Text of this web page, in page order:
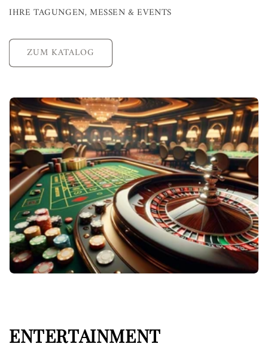
IHRE TAGUNGEN, MESSEN & EVENTS
ZUM KATALOG
ENTERTAINMENT